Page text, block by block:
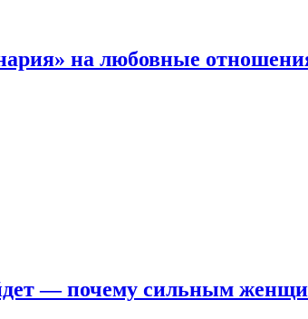
на любовные
— почему сильным